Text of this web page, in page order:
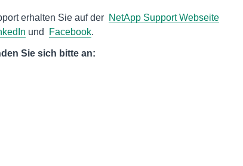
erhalten Sie auf der NetApp Support Webseite
und Facebook.
Sie sich bitte an: